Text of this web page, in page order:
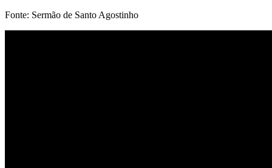
Fonte: Sermão de Santo Agostinho